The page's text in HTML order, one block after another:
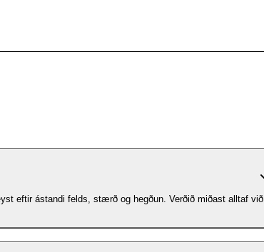
eftir ástandi felds, stærð og hegðun. Verðið miðast alltaf við